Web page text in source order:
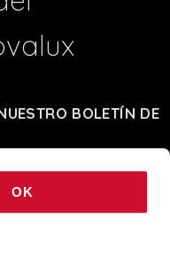
OK
BOLETÍN DE
© 2021 COPYRIGHT